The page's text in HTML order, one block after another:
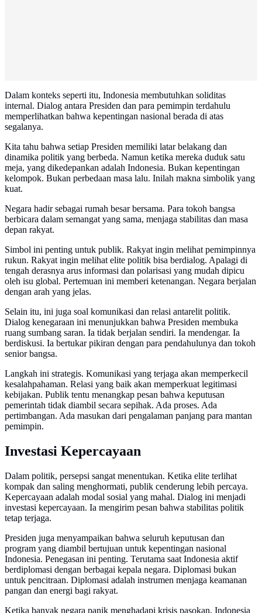
Dalam konteks seperti itu, Indonesia membutuhkan soliditas
internal. Dialog antara Presiden dan para pemimpin terdahulu
memperlihatkan bahwa kepentingan nasional berada di atas
segalanya.
Kita tahu bahwa setiap Presiden memiliki latar belakang dan
dinamika politik yang berbeda. Namun ketika mereka duduk satu
meja, yang dikedepankan adalah Indonesia. Bukan kepentingan
kelompok. Bukan perbedaan masa lalu. Inilah makna simbolik yang
kuat.
Negara hadir sebagai rumah besar bersama. Para tokoh bangsa
berbicara dalam semangat yang sama, menjaga stabilitas dan masa
depan rakyat.
Simbol ini penting untuk publik. Rakyat ingin melihat pemimpinnya
rukun. Rakyat ingin melihat elite politik bisa berdialog. Apalagi di
tengah derasnya arus informasi dan polarisasi yang mudah dipicu
oleh isu global. Pertemuan ini memberi ketenangan. Negara berjalan
dengan arah yang jelas.
Selain itu, ini juga soal komunikasi dan relasi antarelit politik.
Dialog kenegaraan ini menunjukkan bahwa Presiden membuka
ruang sumbang saran. Ia tidak berjalan sendiri. Ia mendengar. Ia
berdiskusi. Ia bertukar pikiran dengan para pendahulunya dan tokoh
senior bangsa.
Langkah ini strategis. Komunikasi yang terjaga akan memperkecil
kesalahpahaman. Relasi yang baik akan memperkuat legitimasi
kebijakan. Publik tentu menangkap pesan bahwa keputusan
pemerintah tidak diambil secara sepihak. Ada proses. Ada
pertimbangan. Ada masukan dari pengalaman panjang para mantan
pemimpin.
Investasi Kepercayaan
Dalam politik, persepsi sangat menentukan. Ketika elite terlihat
kompak dan saling menghormati, publik cenderung lebih percaya.
Kepercayaan adalah modal sosial yang mahal. Dialog ini menjadi
investasi kepercayaan. Ia mengirim pesan bahwa stabilitas politik
tetap terjaga.
Presiden juga menyampaikan bahwa seluruh keputusan dan
program yang diambil bertujuan untuk kepentingan nasional
Indonesia. Penegasan ini penting. Terutama saat Indonesia aktif
berdiplomasi dengan berbagai kepala negara. Diplomasi bukan
untuk pencitraan. Diplomasi adalah instrumen menjaga keamanan
pangan dan energi bagi rakyat.
Ketika banyak negara panik menghadapi krisis pasokan, Indonesia